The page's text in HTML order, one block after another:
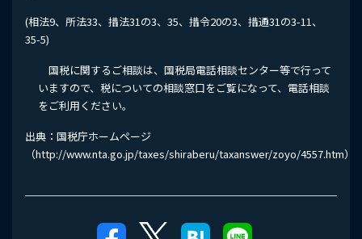
(相法9、所法33、措法31の3、35、措令20の3、措通31の3-11、
35-5)
国税に関するご相談は、国税局電話相談センター等で行って
いますので、税についての相談窓口をご覧になって、電話相談
をご利用ください。
出典：国税庁ホームページ
（http://www.nta.go.jp/taxes/shiraberu/taxanswer/zoyo/4557.htm）